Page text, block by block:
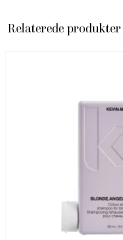
Relaterede produkter